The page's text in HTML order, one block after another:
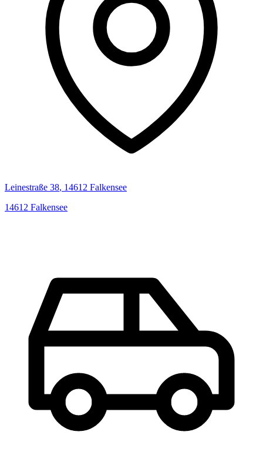
Leinestraße 38, 14612 Falkensee
14612 Falkensee